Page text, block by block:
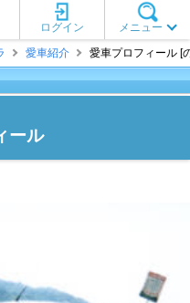
メニュー
ログイン
愛車紹介 愛車プロフィール [
ール